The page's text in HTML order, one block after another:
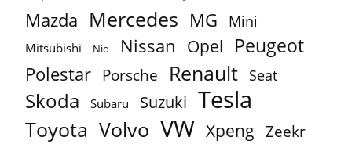
Mazda Mercedes MG Mini
Mitsubishi Nio Nissan Opel Peugeot
Polestar Porsche Renault Seat
Skoda Subaru Suzuki Tesla
Toyota Volvo VW Xpeng Zeekr